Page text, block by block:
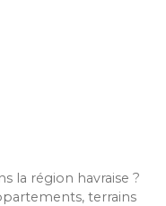
la région havraise ?
terrains